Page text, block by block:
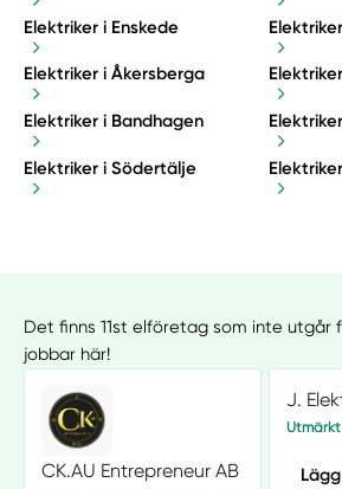
Elektriker i Enskede
Elektriker i Åkersberga
Elektriker i Bandhagen
Elektriker i Södertälje
Det finns 11st elföretag som inte utgår
jobbar här!
CK.AU Entrepreneur AB
J.
Utmärkt